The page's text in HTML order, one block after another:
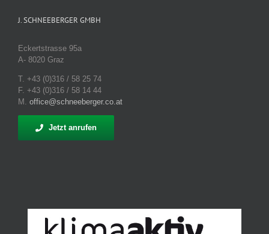
J. SCHNEEBERGER GMBH
Eckertstrasse 95a
A- 8020 Graz
T. +43 (0)316 / 58 25 74
F. +43 (0)316 / 58 14 44
M. office@schneeberger.co.at
Jetzt anrufen